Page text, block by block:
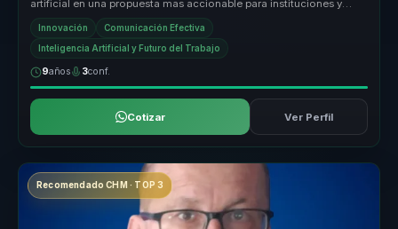
artificial en una propuesta mas accionable para instituciones y
empresas ...
Innovación Comunicación Efectiva
Inteligencia Artificial y Futuro del Trabajo
9años 3conf.
Cotizar Ver Perfil
Recomendado CHM · TOP 3